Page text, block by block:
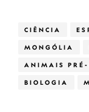
CIÊNCIA
MONGÓLIA
ANIMAIS PRÉ-
BIOLOGIA